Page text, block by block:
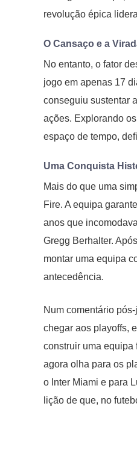
revolução épica
O Cansaço e a
No entanto, o fator
jogo em apenas 17
conseguiu sustentar
ações. Explorando
espaço de tempo,
Uma Conquista
Mais do que uma
Fire. A equipa
anos que
Gregg Berhalter.
montar uma equipa
antecedência.
Num comentário
chegar aos playoffs,
construir uma equipa
agora olha para os
o Inter Miami e para
lição de que, no